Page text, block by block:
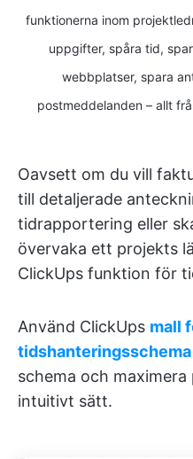
funktionerna inom
uppgifter, spåra tid,
webbplatser, spara
postmeddelanden – allt
Oavsett om du vill
till detaljerade
tidrapportering eller
övervaka ett projekts
ClickUps funktion för
Använd ClickUps mall
tidshanteringsschema
schema och
intuitivt sätt.